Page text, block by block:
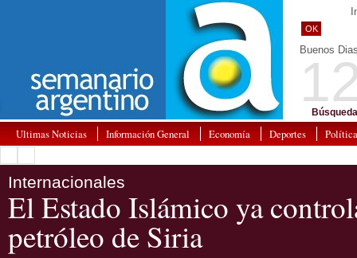
OK
Buenos
Ultimas Noticias Información General Economía Deportes Política
Internacionales
El Estado Islámico ya
petróleo de Siria